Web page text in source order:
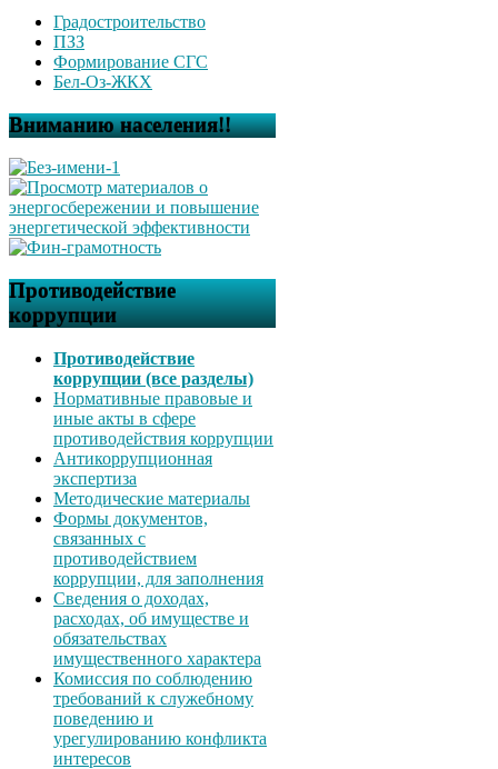
Градостроительство
ПЗЗ
Формирование СГС
Бел-Оз-ЖКХ
Вниманию населения!!
Противодействие
коррупции
Противодействие
коррупции (все разделы)
Нормативные правовые и
иные акты в сфере
противодействия коррупции
Антикоррупционная
экспертиза
Методические материалы
Формы документов,
связанных с
противодействием
коррупции, для заполнения
Сведения о доходах,
расходах, об имуществе и
обязательствах
имущественного характера
Комиссия по соблюдению
требований к служебному
поведению и
урегулированию конфликта
интересов